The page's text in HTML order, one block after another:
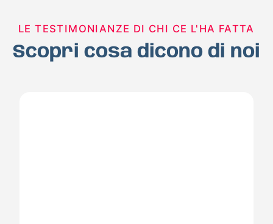
LE TESTIMONIANZE DI CHI CE L'HA FATTA
Scopri cosa dicono di noi